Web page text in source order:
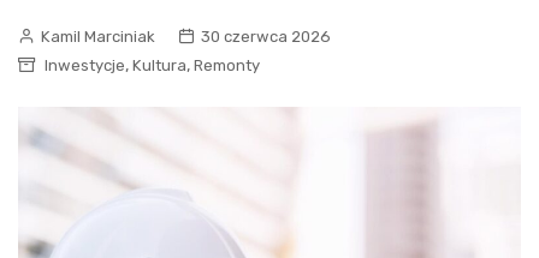
Kamil Marciniak
30 czerwca 2026
Inwestycje, Kultura, Remonty